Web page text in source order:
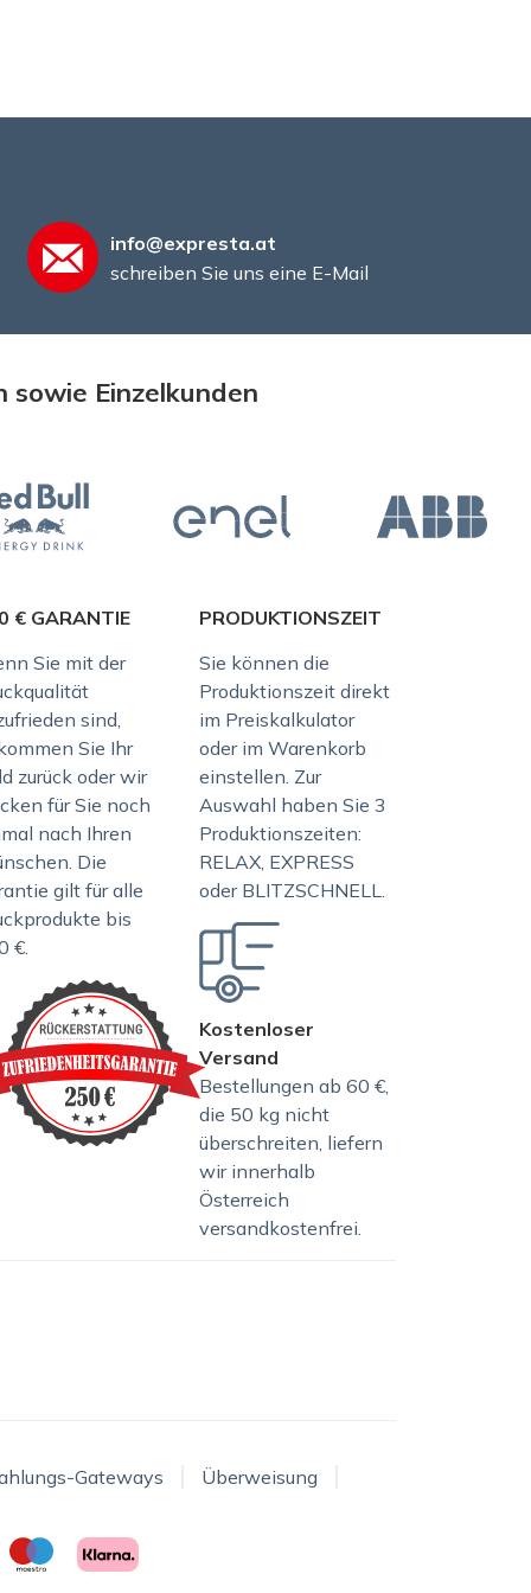
info@expresta.at
schreiben Sie uns eine E-Mail
sowie Einzelkunden
€ GARANTIE
Sie mit der
sind,
Sie Ihr
zurück oder wir
für Sie noch
nach Ihren
Die
gilt für alle
bis
€.
PRODUKTIONSZEIT
Sie können die
Produktionszeit direkt
im Preiskalkulator
oder im Warenkorb
einstellen. Zur
Auswahl haben Sie 3
Produktionszeiten:
RELAX, EXPRESS
oder BLITZSCHNELL.
Kostenloser
Versand
Bestellungen ab 60 €,
die 50 kg nicht
überschreiten, liefern
wir innerhalb
Österreich
versandkostenfrei.
Gateways
Überweisung